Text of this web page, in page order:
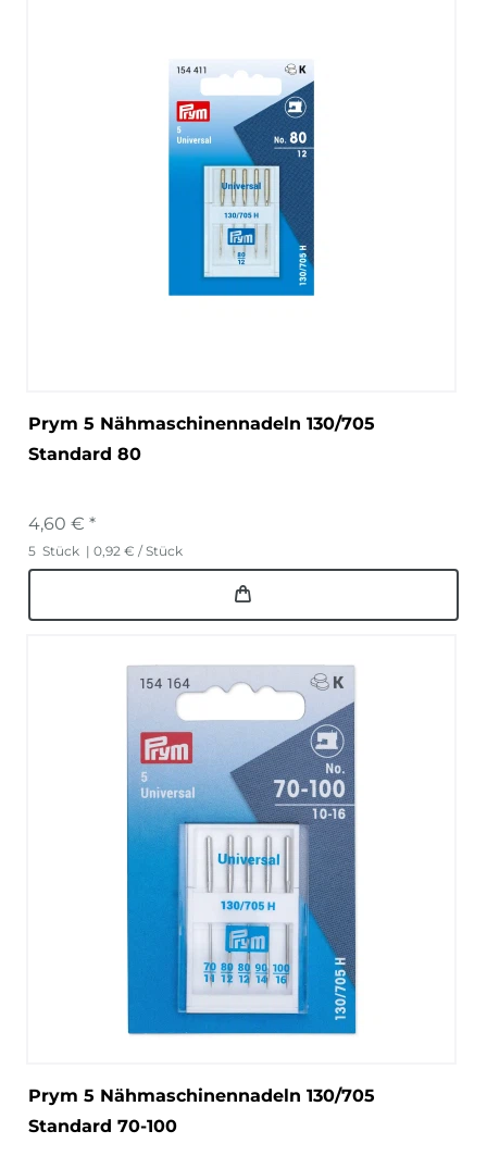
Prym 5 Nähmaschinennadeln 130/705
Standard 80
4,60 € *
5 Stück | 0,92 € / Stück
Prym 5 Nähmaschinennadeln 130/705
Standard 70-100